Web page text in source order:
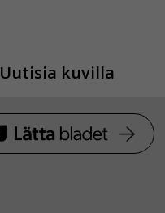
Uutisia kuvilla